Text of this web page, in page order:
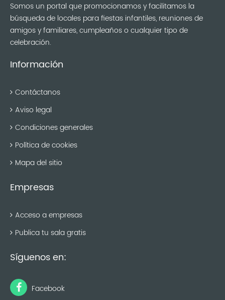
Somos un portal que promocionamos y facilitamos la
búsqueda de locales para fiestas infantiles, reuniones de
amigos y familiares, cumpleaños o cualquier tipo de
celebración.
Información
Contáctanos
Aviso legal
Condiciones generales
Política de cookies
Mapa del sitio
Empresas
Acceso a empresas
Publica tu sala gratis
Síguenos en:
Facebook